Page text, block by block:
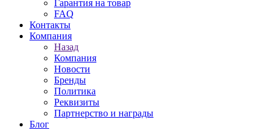
Гарантия на товар
FAQ
Контакты
Компания
Назад
Компания
Новости
Бренды
Политика
Реквизиты
Партнерство и награды
Блог